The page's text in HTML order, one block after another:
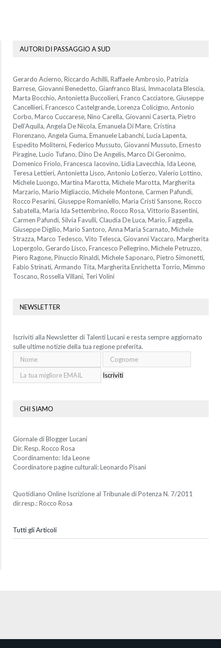
AUTORI DI PASSAGGIO A SUD
Gerardo Acierno, Riccardo Achilli, Raffaele Ambrosio, Patrizia
Barrese, Giovanni Benedetto, Gianfranco Blasi, Immacolata Blescia,
Marta Bocchio, Antonietta Buccolieri, Franco Cacciatore, Giuseppe
Cancellieri, Francesco Castelgrande, Lorenza Colicigno, Antonio
Corbo, Marco Cuccarese, Nino Carella, Giovanni Caserta, Pietro
Dell’Aquila, Angela De Nicola, Emanuela Di Mare, Cristina
Florenzano, Angela Guma, Emanuele Labanchi, Lucia Lapenta,
Espedito Moliterni, Federico Mussuto, Giovanni Mussuto, Ernesto
Piragine, Lucio Tufano, Dino De Angelis, Marco Di Geronimo,
Domenico Friolo, Francesca Iacovino, Lidia Lavecchia, Ida Leone,
Teresa Lettieri, Antonietta Lisco, Antonio Lotierzo, Valerio Lottino,
Michele Luongo, Martina Marotta, Michele Marotta, Margherita
Marzario, Mario Migliaccio, Michele Montone, Carmen Pafundi,
Rocco Pesarini, Giuseppe Romaniello, Maria Cristi Sansone, Rocco
Sabatella, Maria Ida Settembrino, Rocco Rosa, Vittorio Basentini,
Carmen Pafundi, Silvia Favulli, Claudia De Luca, Mario, Faggella,
Giuseppe Digilio, Mario Santoro, Anna Maria Scarnato, Michele
Strazza, Marco Tedesco, Vito Telesca, Giovanni Vaccaro, Margherita
Lopergolo, Gerardo Lisco, Francesco Pellegrino, Michele Petruzzo,
Piero Ragone, Pinuccio Rinaldi, Michele Saponaro, Pietro Simonetti,
Fabio Strinati, Armando Tita, Margherita Enrichetta Torrio, Mimmo
Toscano, Rossella Villani, Teri Volini
NEWSLETTER
Iscriviti alla Newsletter di Talenti Lucani e resta sempre aggiornato
sulle ultime notizie della tua regione preferita.
Iscriviti
CHI SIAMO
Giornale di Blogger Lucani
Dir. Resp. Rocco Rosa
Coordinamento: Ida Leone
Coordinatore pagine culturali: Leonardo Pisani
Quotidiano Online Iscrizione al Tribunale di Potenza N. 7/2011
dir.resp.: Rocco Rosa
Tutti gli Articoli